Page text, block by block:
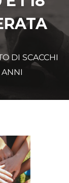
DI SCACCHI
ANNI